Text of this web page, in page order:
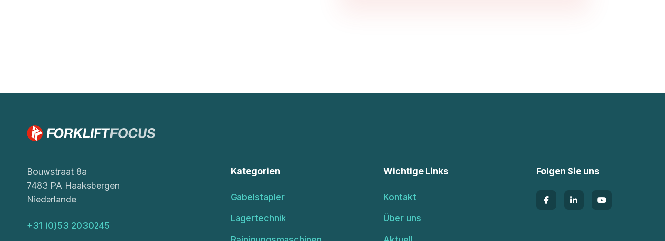
Bouwstraat 8a
7483 PA Haaksbergen
Niederlande
+31 (0)53 2030245
Kategorien
Gabelstapler
Lagertechnik
Wichtige Links
Kontakt
Über uns
Folgen Sie uns